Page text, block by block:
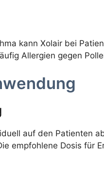
kann Xolair bei
Allergien gegen
auf den Patienten
empfohlene Dosis für